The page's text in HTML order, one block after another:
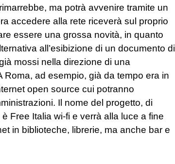
ma potrà avvenire tramite un
accedere alla rete riceverà sul proprio
essere una grossa novità, in quanto
all’esibizione di un documento di
mossi nella direzione di una
Roma, ad esempio, già da tempo era in
open source cui potranno
Il nome del progetto, di
Free Italia wi-fi e verrà alla luce a fine
in biblioteche, librerie, ma anche bar e